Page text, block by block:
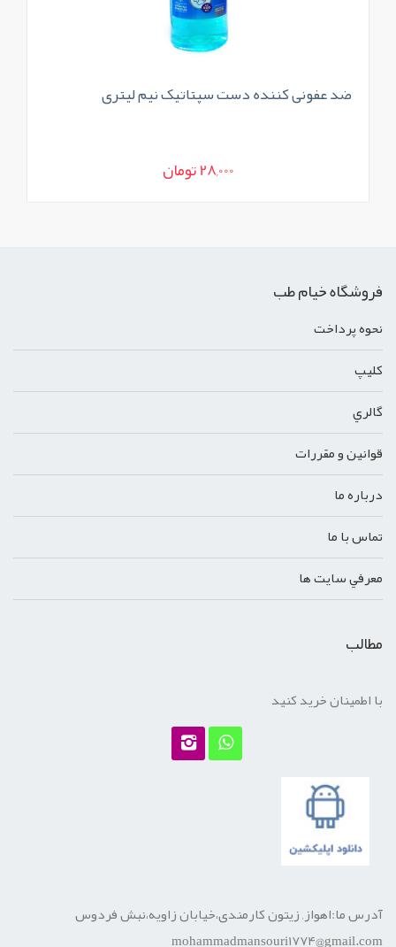
ضد عفونی کننده دست سپتاتیک نیم لیتری
28,000 تومان
فروشگاه خیام طب
نحوه پرداخت
کليپ
گالري
قوانين و مقررات
درباره ما
تماس با ما
معرفي سايت ها
مطالب
با اطمینان خرید کنید
آدرس ما:اهواز, زیتون کارمندی،خیابان زاویه،نبش فردوس
mohammadmansouri1774@gmail.com